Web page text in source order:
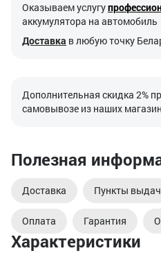
Характеристики
Оказываем услугу
аккумулятора на автомобиль
Доставка в любую точку
Дополнительная скидка 2%
самовывозе из наших
Полезная
Доставка Пункты
Оплата Гарантия